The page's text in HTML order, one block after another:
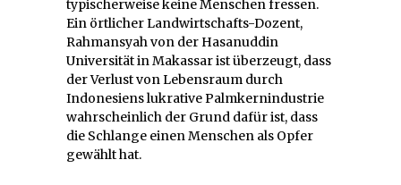
typischerweise keine Menschen fressen.
Ein örtlicher Landwirtschafts-Dozent,
Rahmansyah von der Hasanuddin
Universität in Makassar ist überzeugt, dass
der Verlust von Lebensraum durch
Indonesiens lukrative Palmkernindustrie
wahrscheinlich der Grund dafür ist, dass
die Schlange einen Menschen als Opfer
gewählt hat.